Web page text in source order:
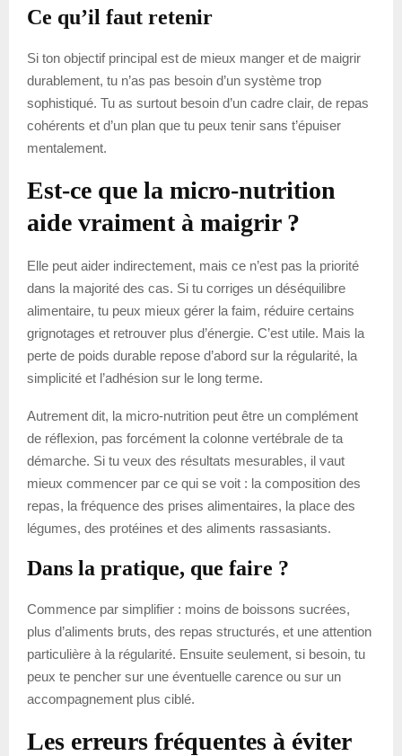
Ce qu’il faut retenir
Si ton objectif principal est de mieux manger et de maigrir
durablement, tu n’as pas besoin d’un système trop
sophistiqué. Tu as surtout besoin d’un cadre clair, de repas
cohérents et d’un plan que tu peux tenir sans t’épuiser
mentalement.
Est-ce que la micro-nutrition
aide vraiment à maigrir ?
Elle peut aider indirectement, mais ce n’est pas la priorité
dans la majorité des cas. Si tu corriges un déséquilibre
alimentaire, tu peux mieux gérer la faim, réduire certains
grignotages et retrouver plus d’énergie. C’est utile. Mais la
perte de poids durable repose d’abord sur la régularité, la
simplicité et l’adhésion sur le long terme.
Autrement dit, la micro-nutrition peut être un complément
de réflexion, pas forcément la colonne vertébrale de ta
démarche. Si tu veux des résultats mesurables, il vaut
mieux commencer par ce qui se voit : la composition des
repas, la fréquence des prises alimentaires, la place des
légumes, des protéines et des aliments rassasiants.
Dans la pratique, que faire ?
Commence par simplifier : moins de boissons sucrées,
plus d’aliments bruts, des repas structurés, et une attention
particulière à la régularité. Ensuite seulement, si besoin, tu
peux te pencher sur une éventuelle carence ou sur un
accompagnement plus ciblé.
Les erreurs fréquentes à éviter